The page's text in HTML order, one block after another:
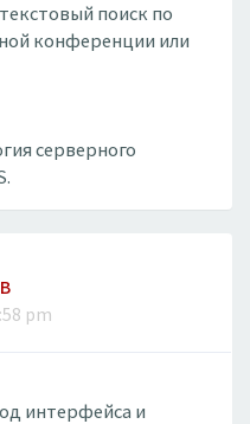
поиск по
конференции или
серверного
pm
интерфейса и